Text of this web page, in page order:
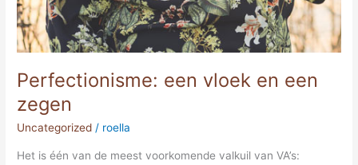
Perfectionisme: een vloek en een
zegen
Uncategorized / roella
Het is één van de meest voorkomende valkuil van VA’s: